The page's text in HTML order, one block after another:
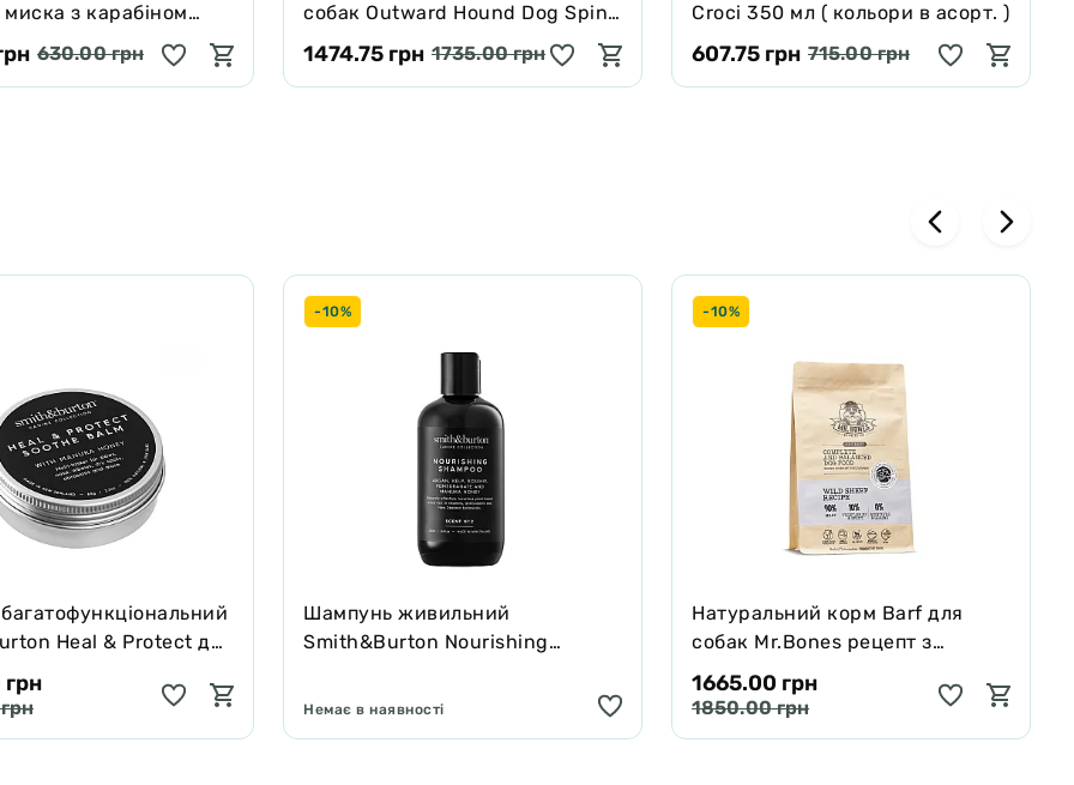
з карабіном
630.00 грн
собак Outward Hound Dog Spin
N`Eat
1474.75 грн 1735.00 грн
Croci 350 мл ( кольори в асорт. )
607.75 грн 715.00 грн
Heal & Protect для
зцілює та захищає
-10%
Шампунь живильний
Smith&Burton Nourishing
подвійної шерсті собак 250 мл
Немає в наявності
-10%
Натуральний корм Barf для
собак Mr.Bones рецепт з
Муфлона 1 кг
1665.00 грн
1850.00 грн